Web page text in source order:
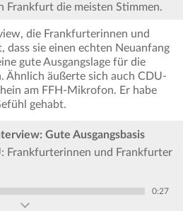
Frankfurt die meisten Stimmen.
die Frankfurterinnen und
dass sie einen echten Neuanfang
gute Ausgangslage für die
Ähnlich äußerte sich auch CDU-
am FFH-Mikrofon. Er habe
gehabt.
Gute Ausgangsbasis
Frankfurterinnen und Frankfurter
0:27